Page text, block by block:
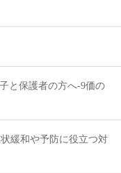
と保護者の方へ-9価の
緩和や予防に役立つ対